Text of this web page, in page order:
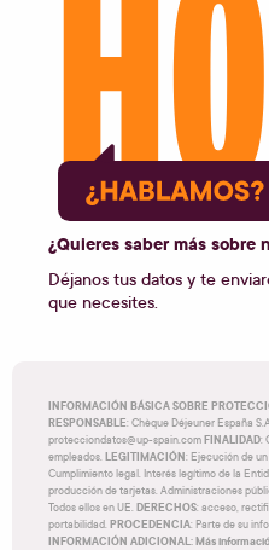
¿Quieres saber más sobre
Déjanos tus datos y te
que necesites.
INFORMACIÓN BÁSICA SOBRE
RESPONSABLE: Chèque Déjeuner España
protecciondatos@up-spain.comFINALIDAD:
empleados. LEGITIMACIÓN: Ejecución de
Cumplimiento legal. Interés legítimo de la
producción de tarjetas. Administraciones
Todos ellos en UE. DERECHOS: acceso,
portabilidad. PROCEDENCIA: Parte de su
INFORMACIÓN ADICIONAL: Más